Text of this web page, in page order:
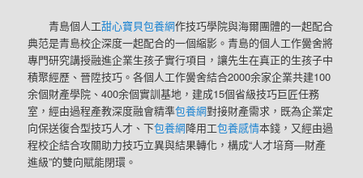
青島個人工甜心寶貝包養網作技巧學院與海爾團體的一起配合
典范是青島校企深度一起配合的一個縮影。青島的個人工作黌舍將
專門研究講授融進企業生孩子實行項目，讓先生在真正的生孩子中
積聚經歷、晉陞技巧。各個人工作黌舍結合2000余家企業共建100
余個財產學院、400余個實訓基地，建成15個省級技巧巨匠任務
室，經由過程產教深度融會精準包養網對接財產需求，既為企業定
向保送復合型技巧人才、下包養網降用工包養感情本錢，又經由過
程校企結合攻關助力技巧立異與結果轉化，構成“人才培育—財產
進級”的雙向賦能閉環。